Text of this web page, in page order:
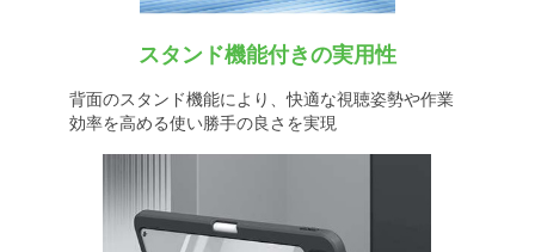
スタンド機能付きの実用性
背面のスタンド機能により、快適な視聴姿勢や作業
効率を高める使い勝手の良さを実現